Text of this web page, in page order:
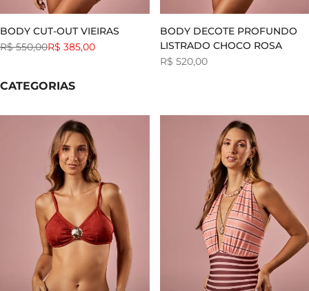
BODY CUT-OUT VIEIRAS
Preço
R$ 550,00Preço
R$ 385,00
BODY DECOTE PROFUNDO
LISTRADO CHOCO ROSA
Preço
R$ 520,00
CATEGORIAS